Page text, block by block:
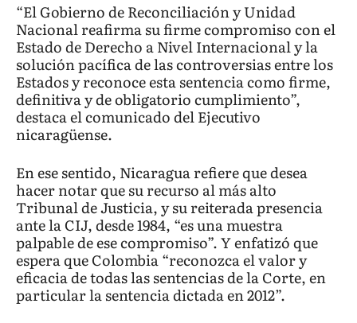
“El Gobierno de Reconciliación y Unidad
Nacional reafirma su firme compromiso con el
Estado de Derecho a Nivel Internacional y la
solución pacífica de las controversias entre los
Estados y reconoce esta sentencia como firme,
definitiva y de obligatorio cumplimiento”,
destaca el comunicado del Ejecutivo
nicaragüense.
En ese sentido, Nicaragua refiere que desea
hacer notar que su recurso al más alto
Tribunal de Justicia, y su reiterada presencia
ante la CIJ, desde 1984, “es una muestra
palpable de ese compromiso”. Y enfatizó que
espera que Colombia “reconozca el valor y
eficacia de todas las sentencias de la Corte, en
particular la sentencia dictada en 2012”.